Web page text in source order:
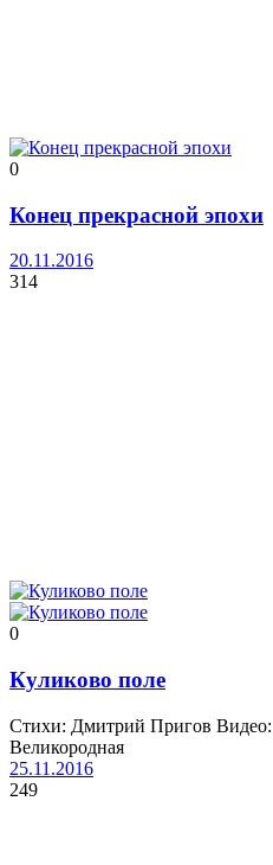
0
Конец прекрасной эпохи
20.11.2016
314
0
Куликово поле
Стихи: Дмитрий Пригов Видео:
Великородная
25.11.2016
249